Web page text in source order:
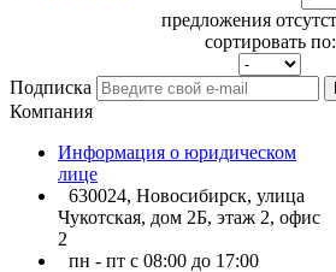
предложения
сортировать по:
Подписка
Компания
Информация о юридическом
лице
630024, Новосибирск, улица
Чукотская, дом 2Б, этаж 2, офис
2
пн - пт с 08:00 до 17:00